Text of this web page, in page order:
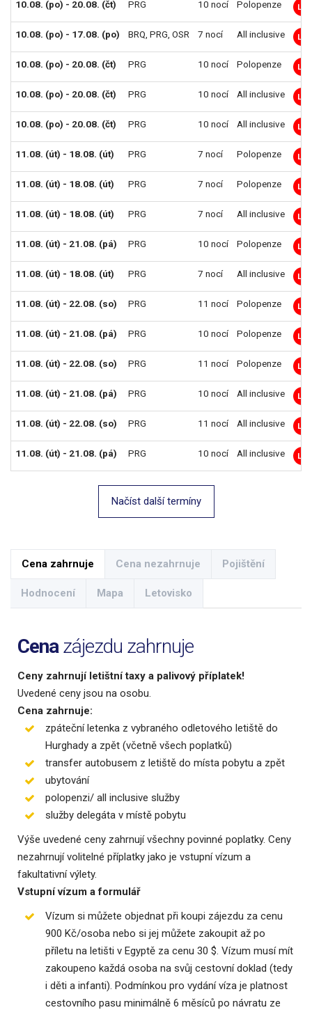
10.08. (po) - 20.08. (čt) PRG 10 nocí Polopenze LM
10.08. (po) - 17.08. (po) BRQ PRG OSR 7 nocí All inclusive LM
10.08. (po) - 20.08. (čt) PRG 10 nocí Polopenze LM
10.08. (po) - 20.08. (čt) PRG 10 nocí All inclusive LM
10.08. (po) - 20.08. (čt) PRG 10 nocí All inclusive LM
11.08. (út) - 18.08. (út) PRG 7 nocí Polopenze LM
11.08. (út) - 18.08. (út) PRG 7 nocí Polopenze LM
11.08. (út) - 18.08. (út) PRG 7 nocí All inclusive LM
11.08. (út) - 21.08. (pá) PRG 10 nocí Polopenze LM
11.08. (út) - 18.08. (út) PRG 7 nocí All inclusive LM
11.08. (út) - 22.08. (so) PRG 11 nocí Polopenze LM
11.08. (út) - 21.08. (pá) PRG 10 nocí Polopenze LM
11.08. (út) - 22.08. (so) PRG 11 nocí Polopenze LM
11.08. (út) - 21.08. (pá) PRG 10 nocí All inclusive LM
11.08. (út) - 22.08. (so) PRG 11 nocí All inclusive LM
11.08. (út) - 21.08. (pá) PRG 10 nocí All inclusive LM
Načíst další termíny
Cena zahrnuje Cena nezahrnuje Pojištění
Hodnocení Mapa Letovisko
Cenazájezdu zahrnuje
Ceny zahrnují letištní taxy a palivový příplatek!
Uvedené ceny jsou na osobu.
Cena zahrnuje:
zpáteční letenka z vybraného odletového letiště do
Hurghady a zpět (včetně všech poplatků)
transfer autobusem z letiště do místa pobytu a zpět
ubytování
polopenzi/ all inclusive služby
služby delegáta v místě pobytu
Výše uvedené ceny zahrnují všechny povinné poplatky. Ceny
nezahrnují volitelné příplatky jako je vstupní vízum a
fakultativní výlety.
Vstupní vízum a formulář
Vízum si můžete objednat při koupi zájezdu za cenu
900 Kč/osoba nebo si jej můžete zakoupit až po
příletu na letišti v Egyptě za cenu 30 $. Vízum musí mít
zakoupeno každá osoba na svůj cestovní doklad (tedy
i děti a infanti). Podmínkou pro vydání víza je platnost
cestovního pasu minimálně 6 měsíců po návratu ze